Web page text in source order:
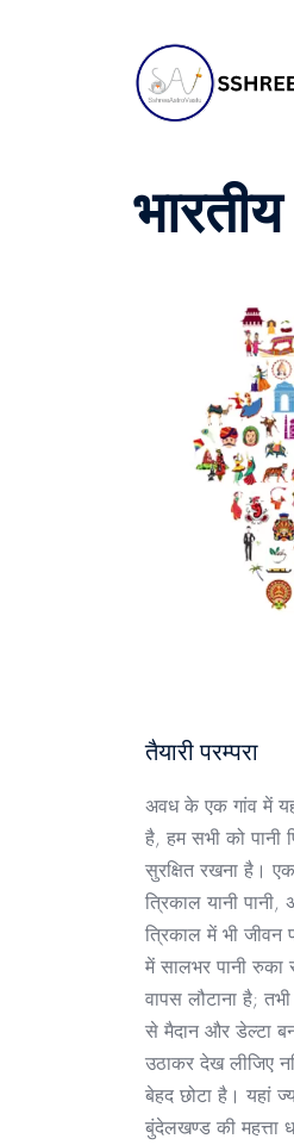
तैयारी परम्परा
अवध के एक गांव में
है, हम सभी को पानी
सुरक्षित रखना है।
त्रिकाल यानी
त्रिकाल में भी जीवन
में सालभर पानी रुका
वापस लौटाना है;
से मैदान और डेल्टा
उठाकर देख लीजिए
बेहद छोटा है। यहां
बुंदेलखण्ड की महत्ता